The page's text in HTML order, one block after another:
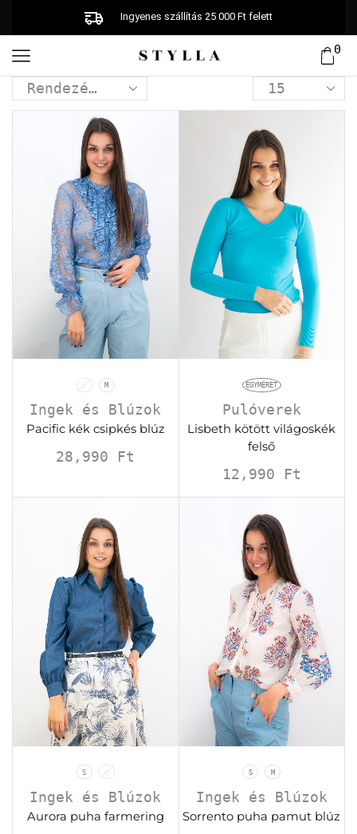
Ingyenes szállítás 25 000 Ft felett
0
S M
Ingek és Blúzok
Pacific kék csipkés blúz
28,990 Ft
EGYMÉRET
Pulóverek
Lisbeth kötött világoskék
felső
12,990 Ft
S M
Ingek és Blúzok
Aurora puha farmering
S M
Ingek és Blúzok
Sorrento puha pamut blúz